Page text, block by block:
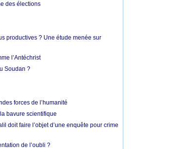
des élections
productives ? Une étude menée sur
l’Antéchrist
Soudan ?
forces de l’humanité
bavure scientifique
doit faire l’objet d’une enquête pour crime
de l’oubli ?